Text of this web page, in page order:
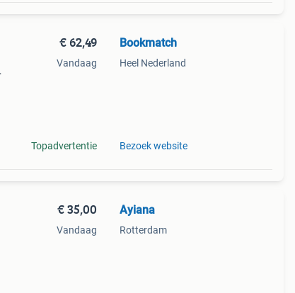
€ 62,49
Vandaag
Topadvertentie
Bookmatch
Heel Nederland
Bezoek website
€ 35,00
Vandaag
Ayiana
Rotterdam